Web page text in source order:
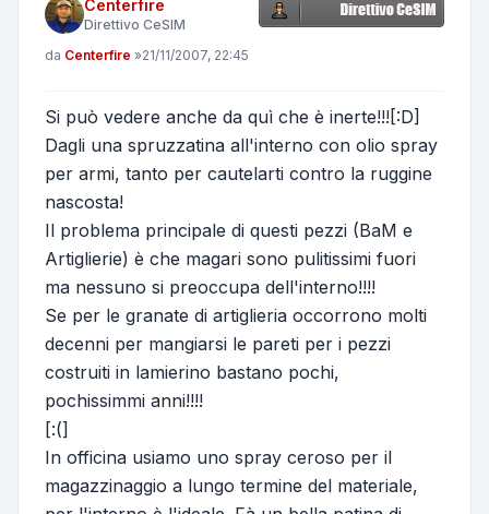
Centerfire
Direttivo CeSIM
Messaggio
da Centerfire »21/11/2007, 22:45
Si può vedere anche da quì che è inerte!!![:D]
Dagli una spruzzatina all'interno con olio spray
per armi, tanto per cautelarti contro la ruggine
nascosta!
Il problema principale di questi pezzi (BaM e
Artiglierie) è che magari sono pulitissimi fuori
ma nessuno si preoccupa dell'interno!!!!
Se per le granate di artiglieria occorrono molti
decenni per mangiarsi le pareti per i pezzi
costruiti in lamierino bastano pochi,
pochissimmi anni!!!!
[:(]
In officina usiamo uno spray ceroso per il
magazzinaggio a lungo termine del materiale,